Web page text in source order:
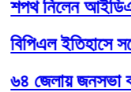
আইডিএবির
ইতিহাসে সর্বোচ্চ
জনসভা করবে